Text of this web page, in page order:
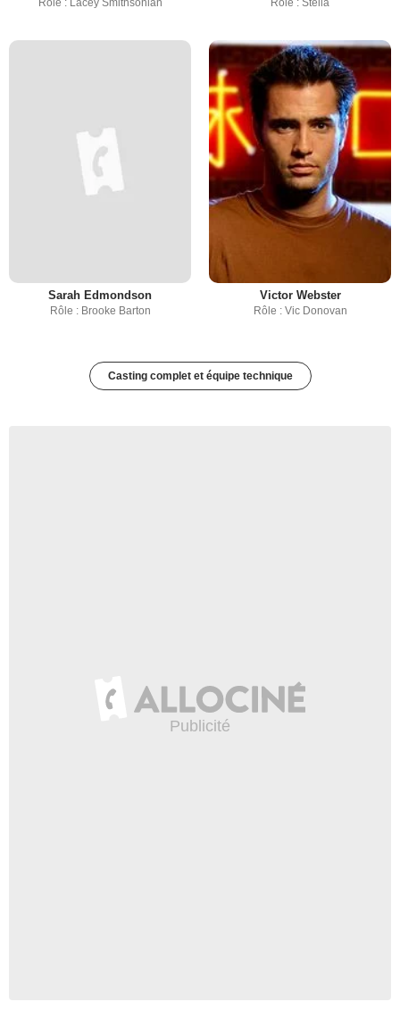
Rôle : Lacey Smithsonian Rôle : Stella
Sarah Edmondson
Rôle : Brooke Barton
Victor Webster
Rôle : Vic Donovan
Casting complet et équipe technique